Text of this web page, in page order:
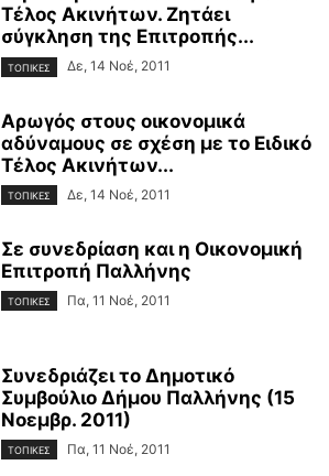
Τέλος Ακινήτων. Ζητάει
σύγκληση της Επιτροπής...
ΤΟΠΙΚΕΣ Δε, 14 Νοέ, 2011
Αρωγός στους οικονομικά
αδύναμους σε σχέση με το Ειδικό
Τέλος Ακινήτων...
ΤΟΠΙΚΕΣ Δε, 14 Νοέ, 2011
Σε συνεδρίαση και η Οικονομική
Επιτροπή Παλλήνης
ΤΟΠΙΚΕΣ Πα, 11 Νοέ, 2011
Συνεδριάζει το Δημοτικό
Συμβούλιο Δήμου Παλλήνης (15
Νοεμβρ. 2011)
ΤΟΠΙΚΕΣ Πα, 11 Νοέ, 2011